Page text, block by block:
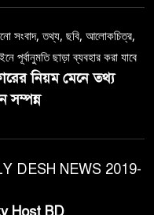
সংবাদ, তথ্য, ছবি, আলোকচিত্র,
পূর্বানুমতি ছাড়া ব্যবহার করা যাবে
নিয়ম মেনে তথ্য
সম্পন্ন
DESH NEWS 2019-